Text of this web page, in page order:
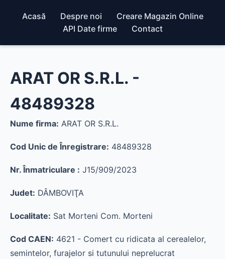
Acasă Despre noi
Creare Magazin Online
API Date firme
Contact
ARAT OR S.R.L. -
48489328
Nume firma: ARAT OR S.R.L.
Cod Unic de Înregistrare: 48489328
Nr. Înmatriculare : J15/909/2023
Judet: DÂMBOVIŢA
Localitate: Sat Morteni Com. Morteni
Cod CAEN: 4621 - Comert cu ridicata al cerealelor,
semintelor, furajelor si tutunului neprelucrat